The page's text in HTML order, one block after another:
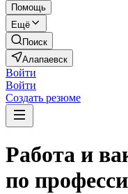
Помощь
Ещё
Поиск
Алапаевск
Войти
Войти
Создать резюме
Работа и
по